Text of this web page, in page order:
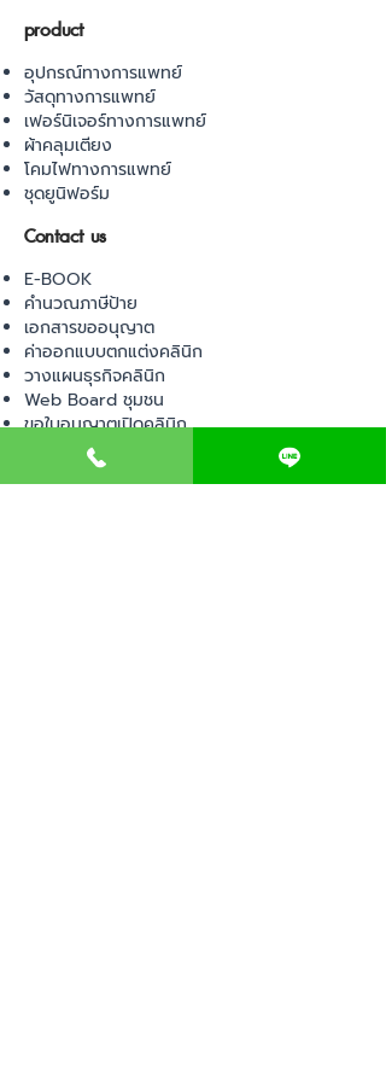
product
อุปกรณ์ทางการแพทย์
วัสดุทางการแพทย์
เฟอร์นิเจอร์ทางการแพทย์
ผ้าคลุมเตียง
โคมไฟทางการแพทย์
ชุดยูนิฟอร์ม
Contact us
E-BOOK
คำนวณภาษีป้าย
เอกสารขออนุญาต
ค่าออกแบบตกแต่งคลินิก
วางแผนธุรกิจคลินิก
Web Board ชุมชน
ขอใบอนุญาตเปิดคลินิก
ภาษีธุรกิจคลินิก
ตรวจสอบรายชื่อแพทย์